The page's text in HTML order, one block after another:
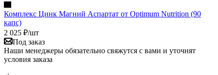
Комплекс Цинк Магний Аспартат от Optimum Nutrition (90
капс)
2 025 ₽/шт
Под заказ
Наши менеджеры обязательно свяжутся с вами и уточнят
условия заказа